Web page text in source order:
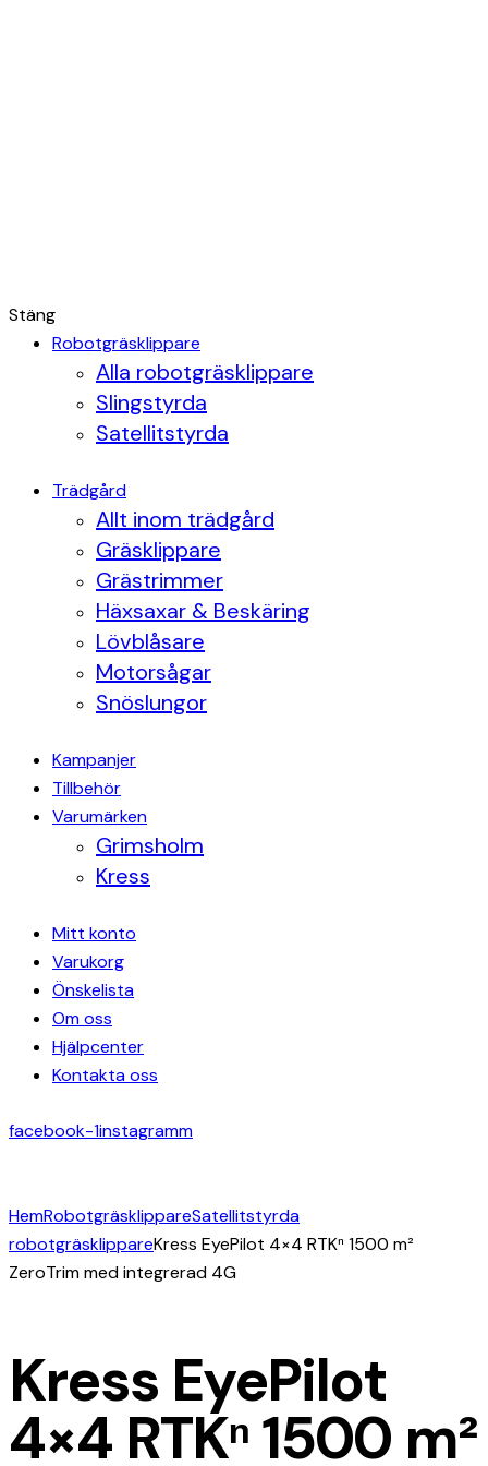
Stäng
Robotgräsklippare
Alla robotgräsklippare
Slingstyrda
Satellitstyrda
Trädgård
Allt inom trädgård
Gräsklippare
Grästrimmer
Häxsaxar & Beskäring
Lövblåsare
Motorsågar
Snöslungor
Kampanjer
Tillbehör
Varumärken
Grimsholm
Kress
Mitt konto
Varukorg
Önskelista
Om oss
Hjälpcenter
Kontakta oss
facebook-1instagramm
HemRobotgräsklippareSatellitstyrda
robotgräsklippareKress EyePilot 4×4 RTKⁿ 1500 m²
ZeroTrim med integrerad 4G
Kress EyePilot
4×4 RTKⁿ 1500 m²